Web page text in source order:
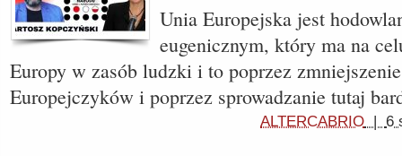
Unia Europejska jest
eugenicznym, który ma na
Europy w zasób ludzki i to poprzez
Europejczyków i poprzez sprowadzanie tutaj
ALTERCABRIO | 6